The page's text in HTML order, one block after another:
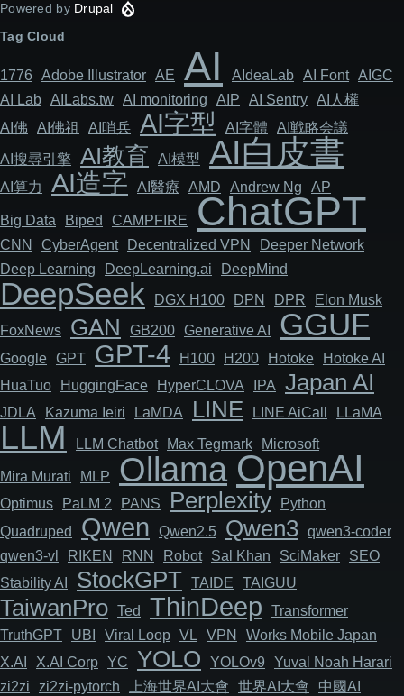
Powered by Drupal
Tag Cloud
1776 Adob​​e Illustrator AE AI AIdeaLab AI Font AIGC
AI Lab AILabs.tw AI monitoring AIP AI Sentry AI人權
AI佛
AI佛祖 AI哨兵 AI字型 AI字體 AI戦略会議
AI搜尋引擎 AI教育 AI模型 AI白皮書
AI算力 AI造字 AI醫療 AMD Andrew Ng AP
Big Data Biped CAMPFIRE ChatGPT
CNN Cyber​​Agent Decentralized VPN
Deeper Network
Deep Learning
DeepLearning.ai DeepMind
DeepSeek DGX H100 DPN DPR
Elon Musk
FoxNews
GAN GB200 Generative AI GGUF
Google GPT GPT-4 H100 H200 Hotoke
Hotoke AI
HuaTuo
HuggingFace HyperCLOVA IPA Japan AI
JDLA Kazuma Ieiri LaMDA LINE LINE AiCall LLaMA
LLM LLM Chatbot Max Tegmark Microsoft
Mira Murati MLP Ollama OpenAI
Optimus PaLM 2 PANS Perplexity
Python
Quadruped
Qwen Qwen2.5 Qwen3 qwen3-coder
qwen3-vl
RIKEN RNN Robot Sal Khan SciMaker
SEO
Stability AI
StockGPT TAIDE TAIGUU
TaiwanPro Ted ThinDeep
Transformer
TruthGPT
UBI Viral Loop VL VPN
Works Mobile Japan
X.AI
X.AI Corp YC YOLO YOLOv9
Yuval Noah Harari
zi2zi
zi2zi-pytorch 上海世界AI大會 世界AI大會
中國AI